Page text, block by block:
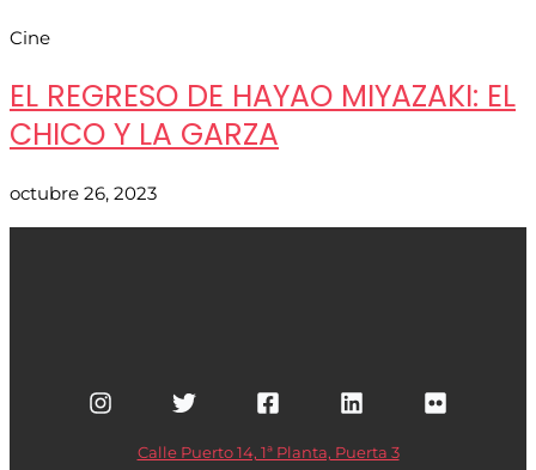
Cine
EL REGRESO DE HAYAO MIYAZAKI: EL
CHICO Y LA GARZA
octubre 26, 2023
Calle Puerto 14, 1ª Planta, Puerta 3